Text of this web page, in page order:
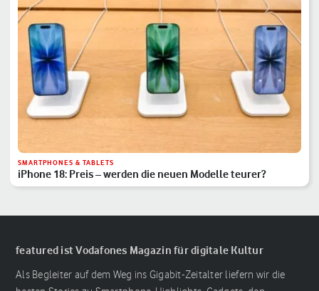
SMARTPHONES & TABLETS
iPhone 18: Preis – werden die neuen Modelle teurer?
featured ist Vodafones Magazin für digitale Kultur
Als Begleiter auf dem Weg ins Gigabit-Zeitalter liefern wir die